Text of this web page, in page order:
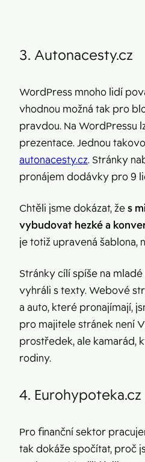
3. Autonacesty.cz
WordPress mnoho lidí
vhodnou možná tak pro
pravdou. Na WordPressu
prezentace. Jednou
autonacesty.cz. Stránky
pronájem dodávky pro 9
Chtěli jsme dokázat, žes
vybudovat hezké a
je totiž upravená šablona,
Stránky cílí spíše na
vyhráli s texty. Webové
a auto, které pronajímají,
pro majitele stránek není
prostředek, ale kamarád,
rodiny.
4. Eurohypoteka.cz
Pro finanční sektor
tak dokáže spočítat, proč